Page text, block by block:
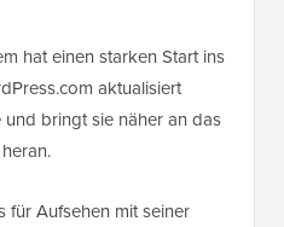
hat einen starken Start ins
aktualisiert
bringt sie näher an das
für Aufsehen mit seiner